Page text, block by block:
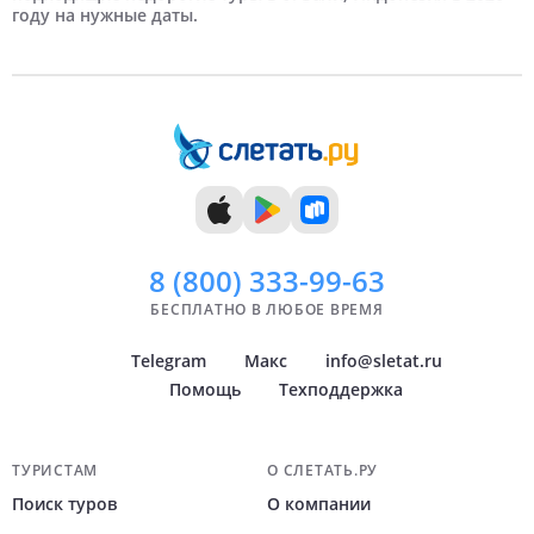
9 дней 10 дней
14 дней
Июль Август
Декабрь
Челябинск Омск
году на нужные даты.
8 (800) 333-99-63
БЕСПЛАТНО В ЛЮБОЕ ВРЕМЯ
Telegram Макс
info@sletat.ru
Помощь
Техподдержка
Навигация по сайту
ТУРИСТАМ
Поиск туров
О СЛЕТАТЬ.РУ
О компании